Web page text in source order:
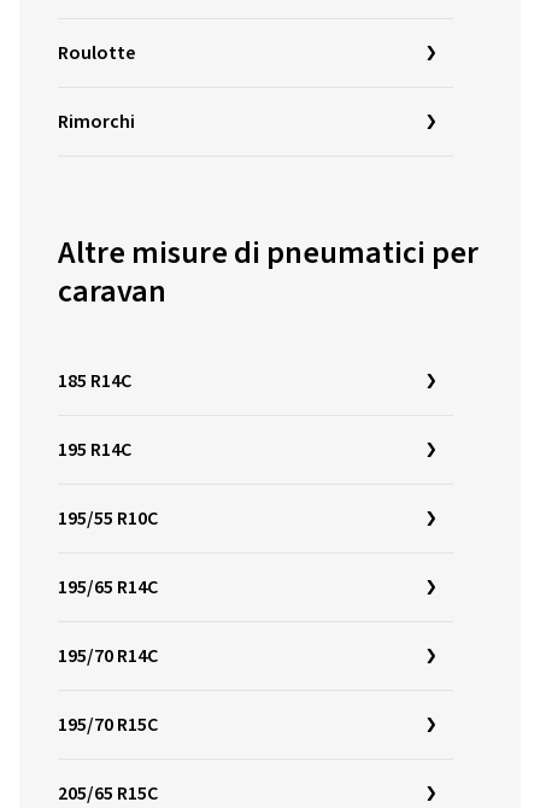
Roulotte
Rimorchi
Altre misure di pneumatici per
caravan
185 R14C
195 R14C
195/55 R10C
195/65 R14C
195/70 R14C
195/70 R15C
205/65 R15C